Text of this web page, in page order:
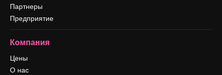
Партнеры
Предприятие
Компания
Цены
О нас